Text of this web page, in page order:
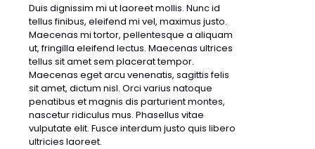
Duis dignissim mi ut laoreet mollis. Nunc id
tellus finibus, eleifend mi vel, maximus justo.
Maecenas mi tortor, pellentesque a aliquam
ut, fringilla eleifend lectus. Maecenas ultrices
tellus sit amet sem placerat tempor.
Maecenas eget arcu venenatis, sagittis felis
sit amet, dictum nisl. Orci varius natoque
penatibus et magnis dis parturient montes,
nascetur ridiculus mus. Phasellus vitae
vulputate elit. Fusce interdum justo quis libero
ultricies laoreet.